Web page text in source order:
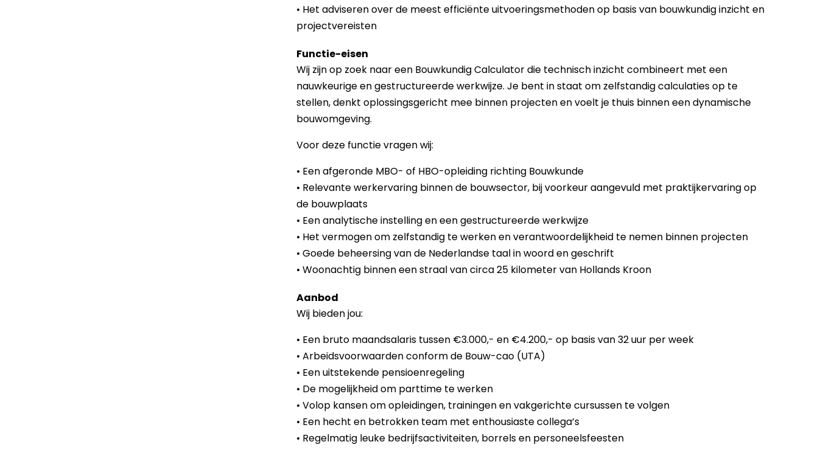
• Het adviseren over de meest efficiënte uitvoeringsmethoden op basis van bouwkundig inzicht en
projectvereisten
Functie-eisen
Wij zijn op zoek naar een Bouwkundig Calculator die technisch inzicht combineert met een
nauwkeurige en gestructureerde werkwijze. Je bent in staat om zelfstandig calculaties op te
stellen, denkt oplossingsgericht mee binnen projecten en voelt je thuis binnen een dynamische
bouwomgeving.
Voor deze functie vragen wij:
• Een afgeronde MBO- of HBO-opleiding richting Bouwkunde
• Relevante werkervaring binnen de bouwsector, bij voorkeur aangevuld met praktijkervaring op
de bouwplaats
• Een analytische instelling en een gestructureerde werkwijze
• Het vermogen om zelfstandig te werken en verantwoordelijkheid te nemen binnen projecten
• Goede beheersing van de Nederlandse taal in woord en geschrift
• Woonachtig binnen een straal van circa 25 kilometer van Hollands Kroon
Aanbod
Wij bieden jou:
• Een bruto maandsalaris tussen €3.000,- en €4.200,- op basis van 32 uur per week
• Arbeidsvoorwaarden conform de Bouw-cao (UTA)
• Een uitstekende pensioenregeling
• De mogelijkheid om parttime te werken
• Volop kansen om opleidingen, trainingen en vakgerichte cursussen te volgen
• Een hecht en betrokken team met enthousiaste collega’s
• Regelmatig leuke bedrijfsactiviteiten, borrels en personeelsfeesten